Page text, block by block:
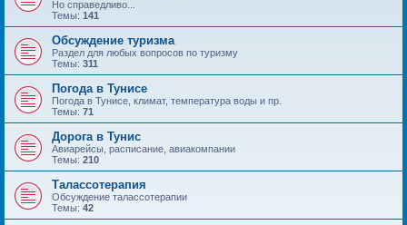
Но справедливо...
Темы: 141
Обсуждение туризма
Раздел для любых вопросов по туризму
Темы: 311
Погода в Тунисе
Погода в Тунисе, климат, температура воды и пр.
Темы: 71
Дорога в Тунис
Авиарейсы, расписание, авиакомпании
Темы: 210
Талассотерапия
Обсуждение талассотерапии
Темы: 42